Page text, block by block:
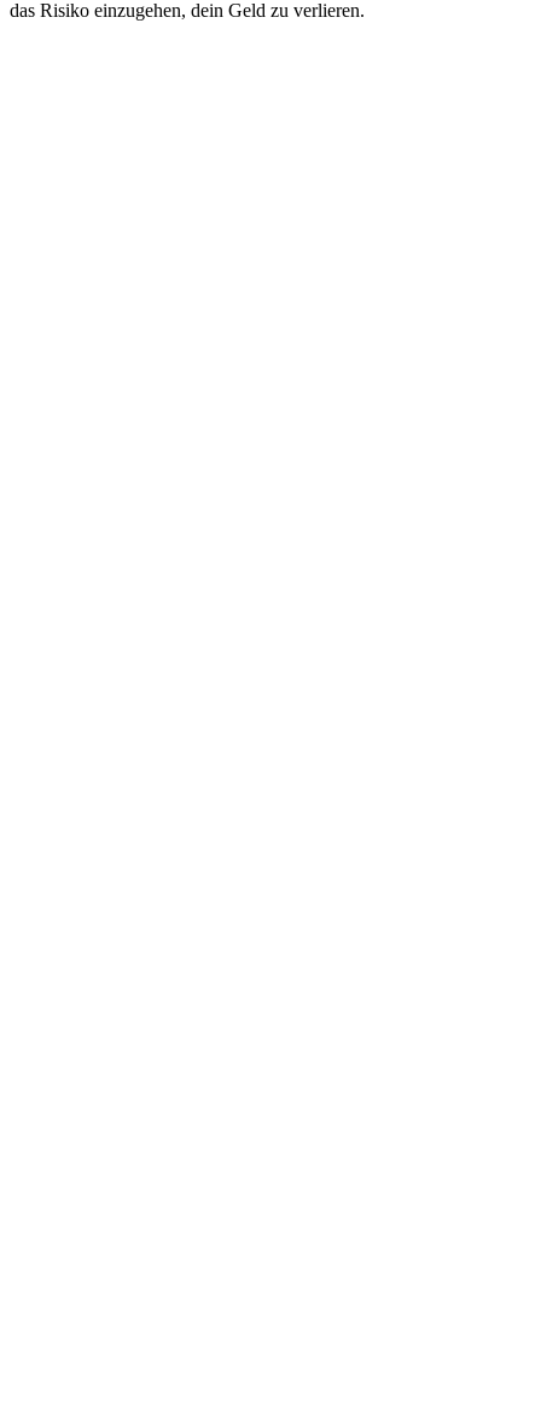
das Risiko einzugehen, dein Geld zu verlieren.